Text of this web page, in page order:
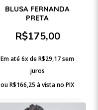
BLUSA FERNANDA
PRETA
R$175,00
Em até 6x deR$29,17sem
juros
ouR$166,25 à vista no PIX